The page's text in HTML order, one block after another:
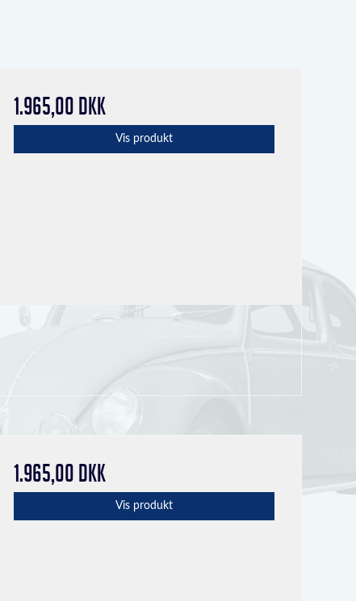
1.965,00 DKK
Vis produkt
1.965,00 DKK
Vis produkt